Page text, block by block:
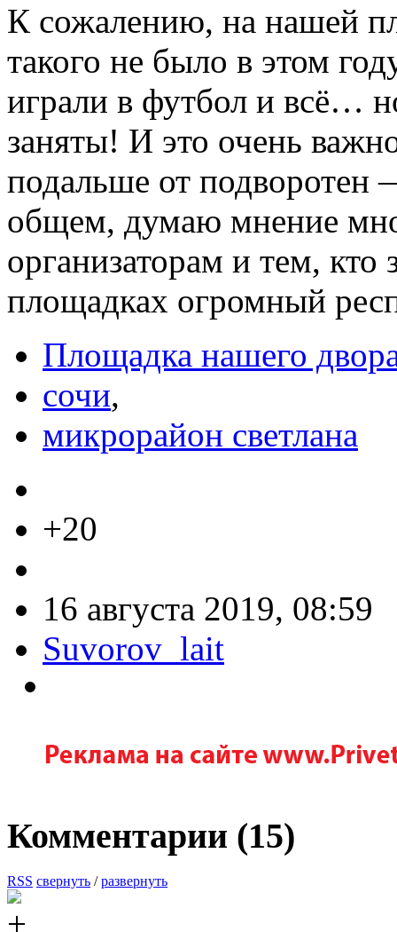
К сожалению, на нашей
такого не было в этом
играли в футбол и всё…
заняты! И это очень
подальше от подворотен
общем, думаю мнение
организаторам и тем, кто
площадках огромный
Площадка нашего
сочи,
микрорайон светлана
+20
16 августа 2019, 08:59
Suvorov_lait
Комментарии (15)
RSS свернуть /развернуть